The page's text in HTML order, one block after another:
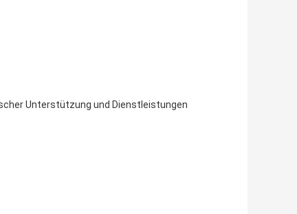
Unterstützung und Dienstleistungen